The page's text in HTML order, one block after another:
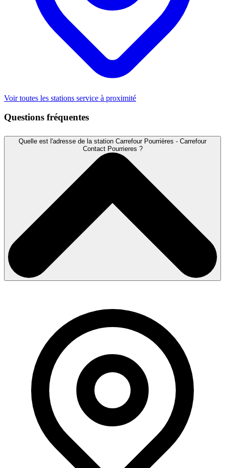
Voir toutes les stations service à proximité
Questions fréquentes
Quelle est l'adresse de la station Carrefour Pourrières - Carrefour
Contact Pourrieres ?